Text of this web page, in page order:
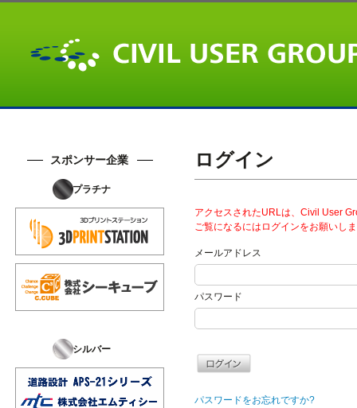
スポンサー企業
プラチナ
シルバー
ログイン
アクセスされたURLは、Civil User
ご覧になるにはログインをお願いし
メールアドレス
パスワード
パスワードをお忘れですか?